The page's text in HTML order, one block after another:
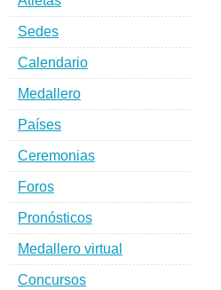
Sedes
Calendario
Medallero
Países
Ceremonias
Foros
Pronósticos
Medallero virtual
Concursos